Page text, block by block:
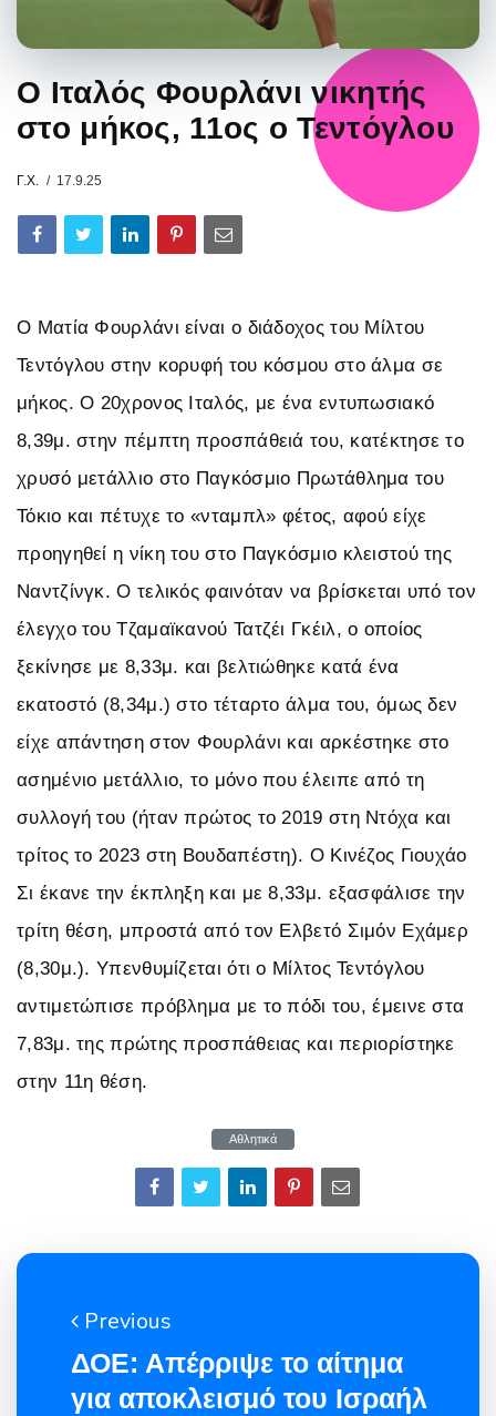
Ο Ιταλός Φουρλάνι νικητής
στο μήκος, 11ος ο Τεντόγλου
Γ.Χ. 17.9.25
Ο Ματία Φουρλάνι είναι ο διάδοχος του Μίλτου
Τεντόγλου στην κορυφή του κόσμου στο άλμα σε
μήκος. Ο 20χρονος Ιταλός, με ένα εντυπωσιακό
8,39μ. στην πέμπτη προσπάθειά του, κατέκτησε το
χρυσό μετάλλιο στο Παγκόσμιο Πρωτάθλημα του
Τόκιο και πέτυχε το «νταμπλ» φέτος, αφού είχε
προηγηθεί η νίκη του στο Παγκόσμιο κλειστού της
Ναντζίνγκ. Ο τελικός φαινόταν να βρίσκεται υπό τον
έλεγχο του Τζαμαϊκανού Τατζέι Γκέιλ, ο οποίος
ξεκίνησε με 8,33μ. και βελτιώθηκε κατά ένα
εκατοστό (8,34μ.) στο τέταρτο άλμα του, όμως δεν
είχε απάντηση στον Φουρλάνι και αρκέστηκε στο
ασημένιο μετάλλιο, το μόνο που έλειπε από τη
συλλογή του (ήταν πρώτος το 2019 στη Ντόχα και
τρίτος το 2023 στη Βουδαπέστη). Ο Κινέζος Γιουχάο
Σι έκανε την έκπληξη και με 8,33μ. εξασφάλισε την
τρίτη θέση, μπροστά από τον Ελβετό Σιμόν Εχάμερ
(8,30μ.). Υπενθυμίζεται ότι ο Μίλτος Τεντόγλου
αντιμετώπισε πρόβλημα με το πόδι του, έμεινε στα
7,83μ. της πρώτης προσπάθειας και περιορίστηκε
στην 11η θέση.
Αθλητικά
Previous
ΔΟΕ: Απέρριψε το αίτημα
για αποκλεισμό του Ισραήλ